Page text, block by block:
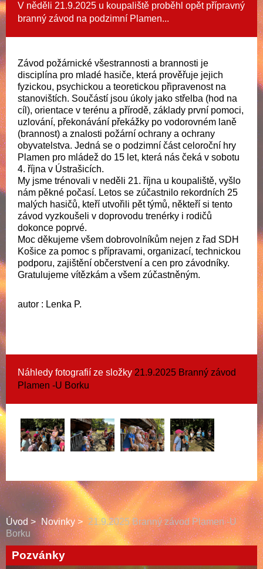
V něděli 21.9.2025 u koupaliště proběhl opět přípravný
branný závod na podzimní Plamen...
Závod požárnické všestrannosti a brannosti je
disciplína pro mladé hasiče, která prověřuje jejich
fyzickou, psychickou a teoretickou připravenost na
stanovištích. Součástí jsou úkoly jako střelba (hod na
cíl), orientace v terénu a přírodě, základy první pomoci,
uzlování, překonávání překážky po vodorovném laně
(brannost) a znalosti požární ochrany a ochrany
obyvatelstva. Jedná se o podzimní část celoroční hry
Plamen pro mládež do 15 let, která nás čeká v sobotu
4. října v Ústrašicích.
My jsme trénovali v neděli 21. října u koupaliště, vyšlo
nám pěkné počasí. Letos se zúčastnilo rekordních 25
malých hasičů, kteří utvořili pět týmů, někteří si tento
závod vyzkoušeli v doprovodu trenérky i rodičů
dokonce poprvé.
Moc děkujeme všem dobrovolníkům nejen z řad SDH
Košice za pomoc s přípravami, organizací, technickou
podporu, zajištění občerstvení a cen pro závodníky.
Gratulujeme vítězkám a všem zúčastněným.
autor : Lenka P.
Náhledy fotografií ze složky 21.9.2025 Branný závod
Plamen -U Borku
Úvod Novinky
21.9.2025 Branný závod Plamen -U
Borku
Pozvánky